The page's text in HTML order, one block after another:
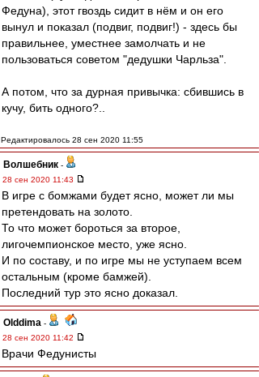
Федуна), этот гвоздь сидит в нём и он его
вынул и показал (подвиг, подвиг!) - здесь бы
правильнее, уместнее замолчать и не
пользоваться советом "дедушки Чарльза".
А потом, что за дурная привычка: сбившись в
кучу, бить одного?..
Редактировалось 28 сен 2020 11:55
Волшебник -
28 сен 2020 11:43
В игре с бомжами будет ясно, может ли мы
претендовать на золото.
То что может бороться за второе,
лигочемпионское место, уже ясно.
И по составу, и по игре мы не уступаем всем
остальным (кроме бамжей).
Последний тур это ясно доказал.
Olddima -
28 сен 2020 11:42
Врачи Федунисты